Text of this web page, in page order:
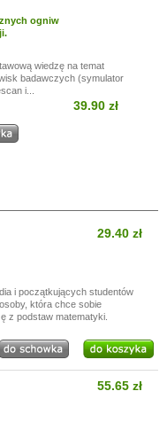
ogniw
wiedzę na temat
badawczych (symulator
i...
39.90 zł
29.40 zł
i początkujących studentów
która chce sobie
z podstaw matematyki.
55.65 zł